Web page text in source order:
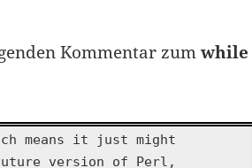
Kommentar zumwhile
means it just might
version of Perl,